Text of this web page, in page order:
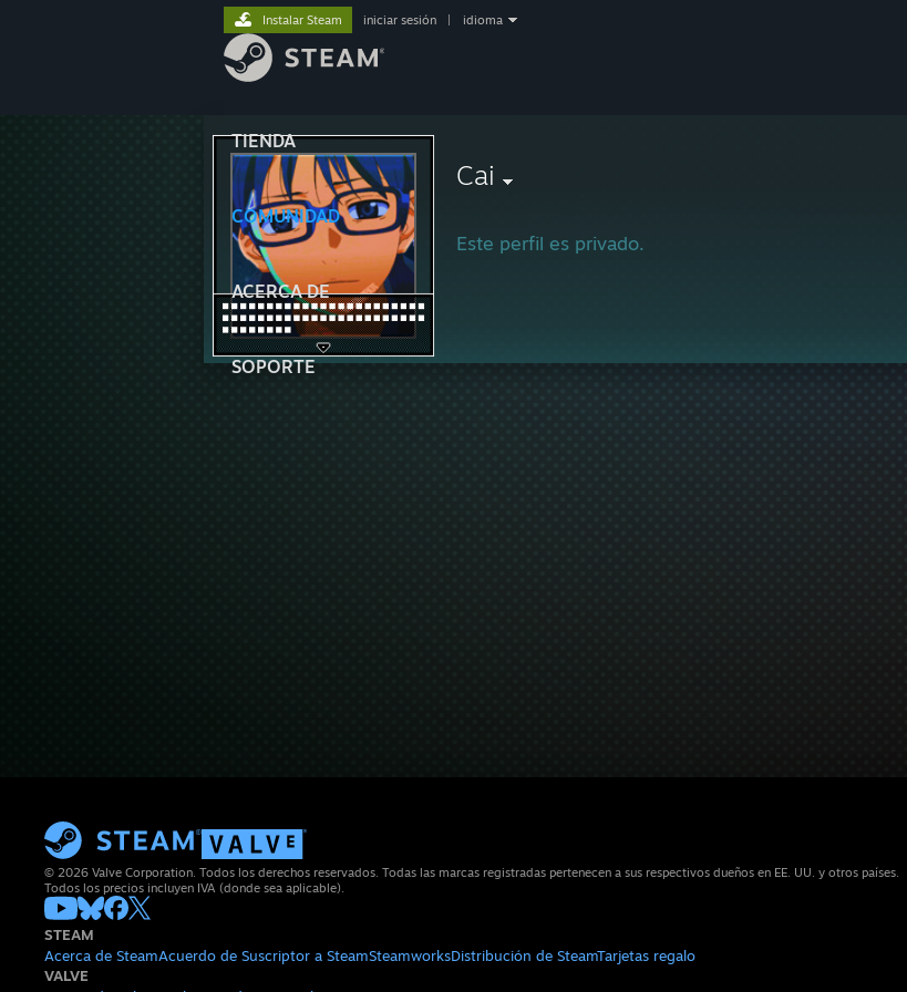
TIENDA
COMUNIDAD
ACERCA DE
SOPORTE
Instalar Steam iniciar sesión idioma
Cai
Este perfil es privado.
© 2026 Valve Corporation. Todos los derechos reservados. Todas las marcas registradas pertenecen a sus respectivos dueños en EE. UU. y otros países.
Todos los precios incluyen IVA (donde sea aplicable).
STEAM
Acerca de SteamAcuerdo de Suscriptor a SteamSteamworksDistribución de SteamTarjetas regalo
VALVE